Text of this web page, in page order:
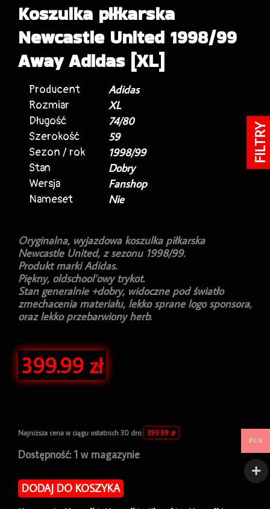
Koszulka piłkarska
Newcastle United 1998/99
Away Adidas [XL]
Producent
Adidas
Rozmiar
XL
Długość
74/80
Szerokość
59
Sezon / rok
1998/99
Stan
Dobry
Wersja
Fanshop
Nameset
Nie
Oryginalna, wyjazdowa koszulka piłkarska
Newcastle United, z sezonu 1998/99.
Produkt marki Adidas.
Piękny, oldschool’owy trykot.
Stan generalnie +dobry, widoczne pod światło
zmechacenia materiału, lekko sprane logo sponsora,
oraz lekko przebarwiony herb.
399.99 zł
Najniższa cena w ciągu ostatnich 30 dni: 399.99 zł
Dostępność: 1 w magazynie
ilość
piłkarska
Newcastle
DODAJ DO KOSZYKA
PLN
FILTRY